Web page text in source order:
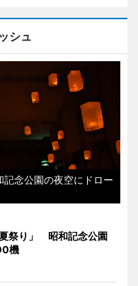
シュ
念公園の夜空にドロー
祭り」 昭和記念公園
機